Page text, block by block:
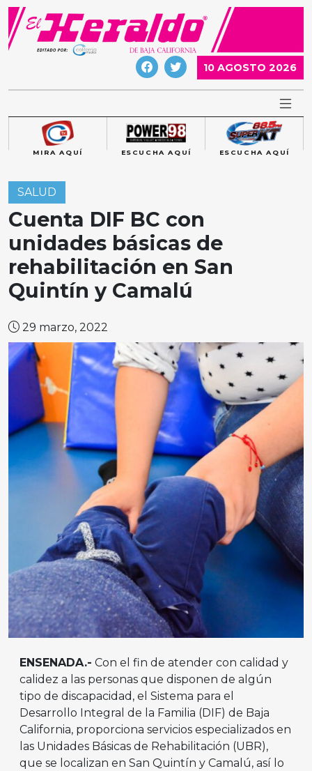
Skip
content
10 AGOSTO 2026
MIRA AQUÍ ESCUCHA AQUÍ ESCUCHA AQUÍ
SALUD
Cuenta DIF BC con
unidades básicas de
rehabilitación en San
Quintín y Camalú
29 marzo, 2022
ENSENADA.- Con el fin de atender con calidad y
calidez a las personas que disponen de algún
tipo de discapacidad, el Sistema para el
Desarrollo Integral de la Familia (DIF) de Baja
California, proporciona servicios especializados en
las Unidades Básicas de Rehabilitación (UBR),
que se localizan en San Quintín y Camalú, así lo